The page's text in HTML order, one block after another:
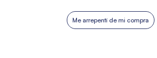
Me arrepentí de mi compra